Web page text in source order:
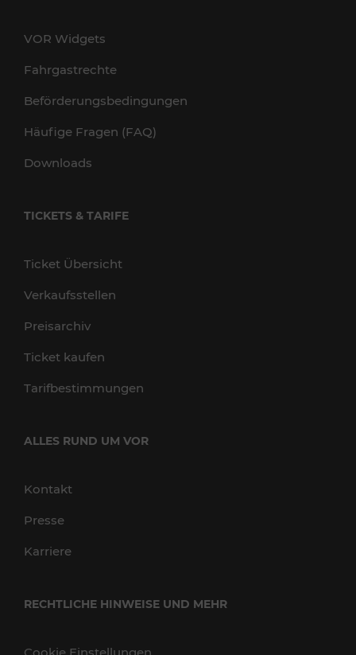
VOR Widgets
Fahrgastrechte
Beförderungsbedingungen
Häufige Fragen (FAQ)
Downloads
TICKETS & TARIFE
Ticket Übersicht
Verkaufsstellen
Preisarchiv
Ticket kaufen
Tarifbestimmungen
ALLES RUND UM VOR
Kontakt
Presse
Karriere
RECHTLICHE HINWEISE UND MEHR